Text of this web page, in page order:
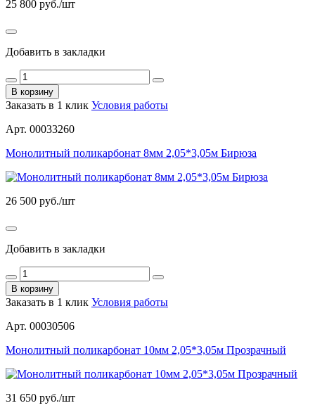
25 800 руб./шт
Добавить в закладки
В корзину
Заказать в 1 клик Условия работы
Арт. 00033260
Монолитный поликарбонат 8мм 2,05*3,05м Бирюза
26 500 руб./шт
Добавить в закладки
В корзину
Заказать в 1 клик Условия работы
Арт. 00030506
Монолитный поликарбонат 10мм 2,05*3,05м Прозрачный
31 650 руб./шт